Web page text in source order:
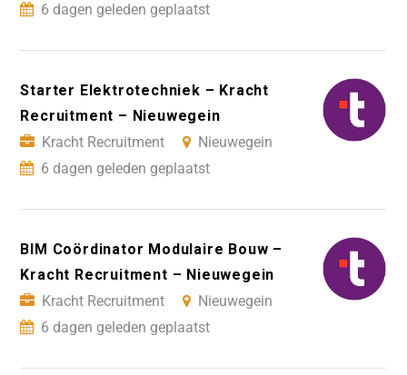
6 dagen geleden geplaatst
Starter Elektrotechniek – Kracht
Recruitment – Nieuwegein
Kracht Recruitment
Nieuwegein
6 dagen geleden geplaatst
BIM Coördinator Modulaire Bouw –
Kracht Recruitment – Nieuwegein
Kracht Recruitment
Nieuwegein
6 dagen geleden geplaatst